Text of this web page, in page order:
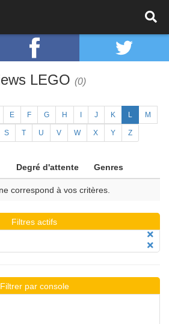
LEGO (0)
E F G H J K L M
S T U V W X Y Z
Degré d'attente Genres
correspond à vos critères.
Filtres actifs
Filtrer par console